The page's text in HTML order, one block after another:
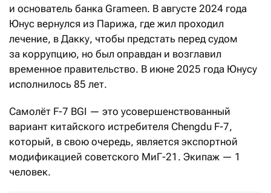
и основатель банка Grameen. В августе 2024 года
Юнус вернулся из Парижа, где жил проходил
лечение, в Дакку, чтобы предстать перед судом
за коррупцию, но был оправдан и возглавил
временное правительство. В июне 2025 года Юнусу
исполнилось 85 лет.
Самолёт F-7 BGI — это усовершенствованный
вариант китайского истребителя Chengdu F-7,
который, в свою очередь, является экспортной
модификацией советского МиГ-21. Экипаж — 1
человек.